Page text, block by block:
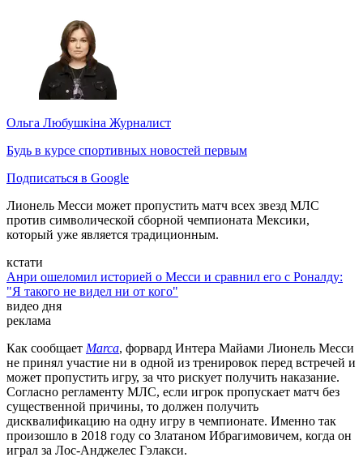
Ольга Любушкіна Журналист
Будь в курсе спортивных новостей первым
Подписаться в Google
Лионель Месси может пропустить матч всех звезд МЛС
против символической сборной чемпионата Мексики,
который уже является традиционным.
кстати
Анри ошеломил историей о Месси и сравнил его с Роналду:
"Я такого не видел ни от кого"
видео дня
реклама
Как сообщает Marca, форвард Интера Майами Лионель Месси
не принял участие ни в одной из тренировок перед встречей и
может пропустить игру, за что рискует получить наказание.
Согласно регламенту МЛС, если игрок пропускает матч без
существенной причины, то должен получить
дисквалификацию на одну игру в чемпионате. Именно так
произошло в 2018 году со Златаном Ибрагимовичем, когда он
играл за Лос-Анджелес Гэлакси.